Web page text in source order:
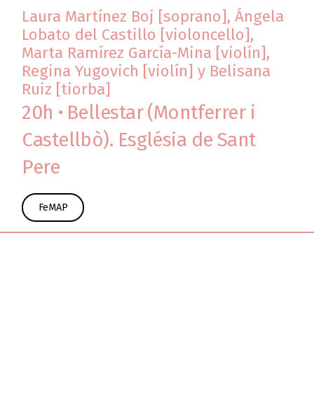
Laura Martínez Boj [soprano],Ángela
Lobato del Castillo [violoncello],
Marta Ramírez García-Mina [violín],
Regina Yugovich [violín] y Belisana
Ruiz [tiorba]
20h ·Bellestar (Montferrer i
Castellbò). Església de Sant
Pere
FeMAP